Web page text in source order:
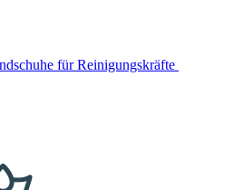
für Reinigungskräfte